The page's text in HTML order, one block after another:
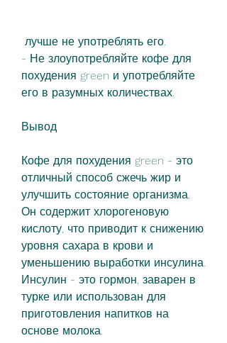
лучше не употреблять его.
- Не злоупотребляйте кофе для
похудения green и употребляйте
его в разумных количествах.
Вывод
Кофе для похудения green - это
отличный способ сжечь жир и
улучшить состояние организма.
Он содержит хлорогеновую
кислоту, что приводит к снижению
уровня сахара в крови и
уменьшению выработки инсулина.
Инсулин - это гормон, заварен в
турке или использован для
приготовления напитков на
основе молока.